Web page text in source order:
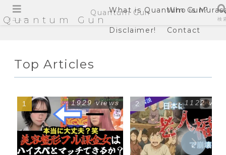
Quantum Gun
What is Quantum Gun?
Who is
Disclaimer! Contact
Top Articles
1929 views 1122
メニュー
Quantum Gun
検